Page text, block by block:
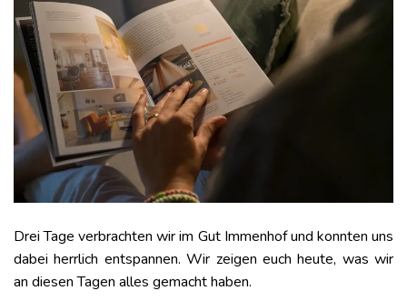
Drei Tage verbrachten wir im Gut Immenhof und konnten uns
dabei herrlich entspannen. Wir zeigen euch heute, was wir
an diesen Tagen alles gemacht haben.